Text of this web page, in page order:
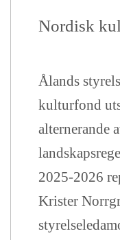
Nordisk
Ålands
kulturfond
alternerande
2025-2026
Krister